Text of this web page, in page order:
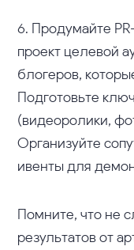
6. Продумайте
проект целевой
блогеров,
Подготовьте
(видеоролики,
Организуйте
ивенты для
Помните, что не
результатов от